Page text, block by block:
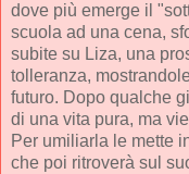
dove più emerge il
scuola ad una cena,
subite su Liza, una
tolleranza,
futuro. Dopo qualche
di una vita pura, ma
Per umiliarla le mette
che poi ritroverà sul